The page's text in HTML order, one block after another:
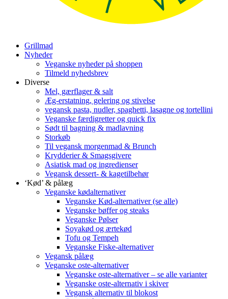
Grillmad
Nyheder
Veganske nyheder på shoppen
Tilmeld nyhedsbrev
Diverse
Mel, gærflager & salt
Æg-erstatning, gelering og stivelse
vegansk pasta, nudler, spaghetti, lasagne og tortellini
Veganske færdigretter og quick fix
Sødt til bagning & madlavning
Storkøb
Til vegansk morgenmad & Brunch
Krydderier & Smagsgivere
Asiatisk mad og ingredienser
Vegansk dessert- & kagetilbehør
‘Kød’ & pålæg
Veganske kødalternativer
Veganske Kød-alternativer (se alle)
Veganske bøffer og steaks
Veganske Pølser
Soyakød og ærtekød
Tofu og Tempeh
Veganske Fiske-alternativer
Vegansk pålæg
Veganske oste-alternativer
Veganske oste-alternativer – se alle varianter
Veganske oste-alternativ i skiver
Vegansk alternativ til blokost